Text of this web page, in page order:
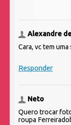
Alexandre
Cara, vc tem
Responder
Neto
Quero trocar
roupa